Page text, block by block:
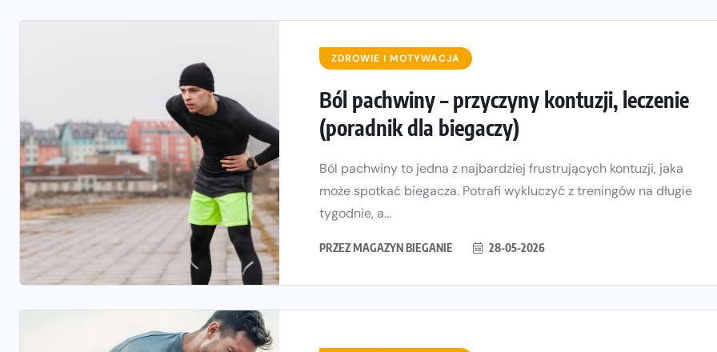
ZDROWIE I MOTYWACJA
Ból pachwiny – przyczyny kontuzji, leczenie
(poradnik dla biegaczy)
Ból pachwiny to jedna z najbardziej frustrujących kontuzji, jaka
może spotkać biegacza. Potrafi wykluczyć z treningów na długie
tygodnie, a...
PRZEZMAGAZYN BIEGANIE 28-05-2026